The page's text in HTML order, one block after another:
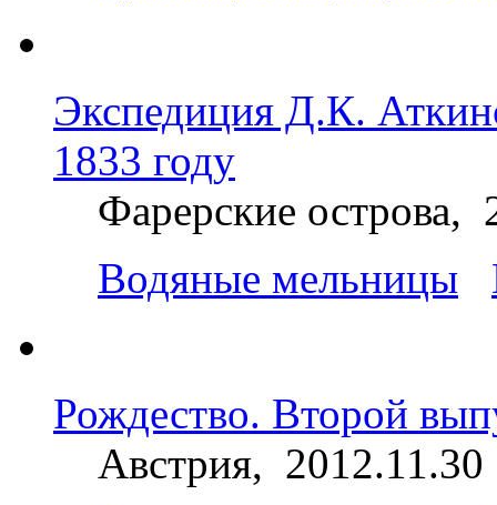
Экспедиция Д.К.
1833 году
Фарерские острова,
Водяные мельницы
Рождество. Второй
Австрия, 2012.11.30